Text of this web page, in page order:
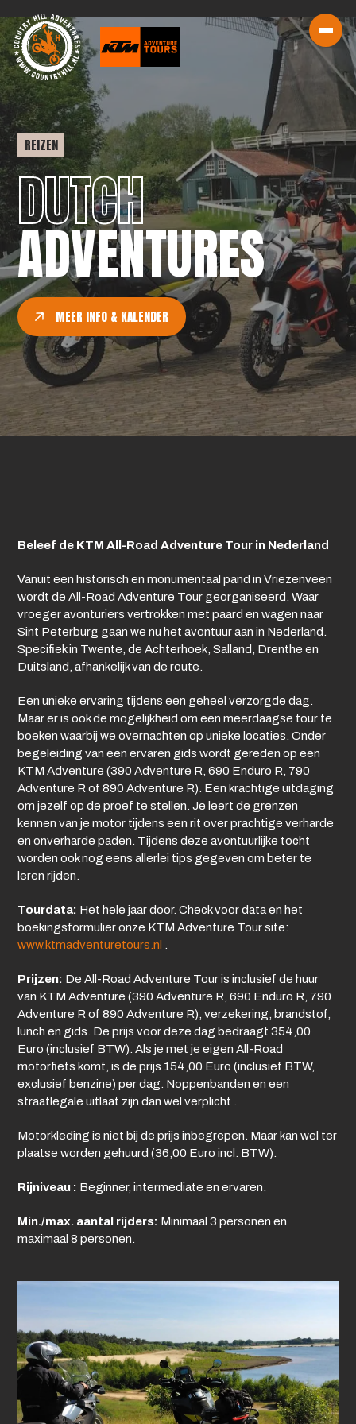
REIZEN
DUTCH
ADVENTURES
MEER INFO & KALENDER
Beleef de KTM All-Road Adventure Tour in Nederland
Vanuit een historisch en monumentaal pand in Vriezenveen
wordt de All-Road Adventure Tour georganiseerd. Waar
vroeger avonturiers vertrokken met paard en wagen naar
Sint Peterburg gaan we nu het avontuur aan in Nederland.
Specifiek in Twente, de Achterhoek, Salland, Drenthe en
Duitsland, afhankelijk van de route.
Een unieke ervaring tijdens een geheel verzorgde dag.
Maar er is ook de mogelijkheid om een ​​meerdaagse tour te
boeken waarbij we overnachten op unieke locaties. Onder
begeleiding van een ervaren gids wordt gereden op een
KTM Adventure (390 Adventure R, 690 Enduro R, 790
Adventure R of 890 Adventure R). Een krachtige uitdaging
om jezelf op de proef te stellen. Je leert de grenzen
kennen van je motor tijdens een rit over prachtige verharde
en onverharde paden. Tijdens deze avontuurlijke tocht
worden ook nog eens allerlei tips gegeven om beter te
leren rijden.
Tourdata: Het hele jaar door. Check voor data en het
boekingsformulier onze KTM Adventure Tour site:
www.ktmadventuretours.nl
Prijzen: De All-Road Adventure Tour is inclusief de huur
van KTM Adventure (390 Adventure R, 690 Enduro R, 790
Adventure R of 890 Adventure R), verzekering, brandstof,
lunch en gids. De prijs voor deze dag bedraagt 354,00
Euro (inclusief BTW). Als je met je eigen All-Road
motorfiets komt, is de prijs 154,00 Euro (inclusief BTW,
exclusief benzine) per dag. Noppenbanden en een
straatlegale uitlaat zijn dan wel verplicht .
Motorkleding is niet bij de prijs inbegrepen. Maar kan wel ter
plaatse worden gehuurd (36,00 Euro incl. BTW).
Rijniveau : Beginner, intermediate en ervaren.
Min./max. aantal rijders: Minimaal 3 personen en
maximaal 8 personen.